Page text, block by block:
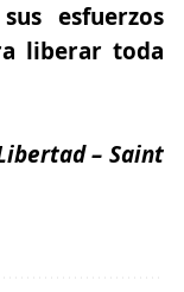
esfuerzos
liberar toda
– Saint